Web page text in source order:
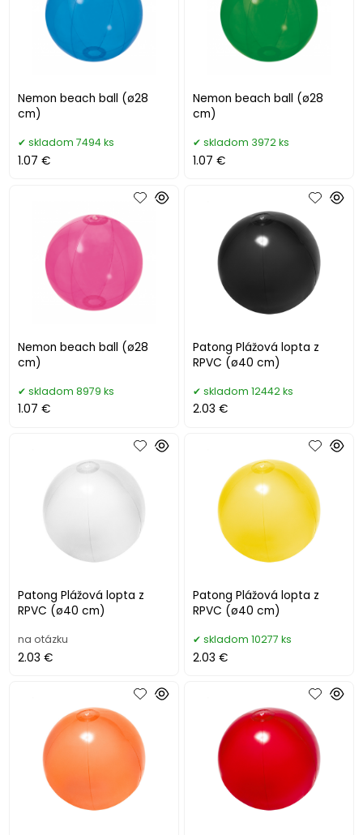
Nemon beach ball (ø28
cm)
skladom 7494 ks
1.07 €
Nemon beach ball (ø28
cm)
skladom 3972 ks
1.07 €
Nemon beach ball (ø28
cm)
skladom 8979 ks
1.07 €
Patong Plážová lopta z
RPVC (ø40 cm)
skladom 12442 ks
2.03 €
Patong Plážová lopta z
RPVC (ø40 cm)
na otázku
2.03 €
Patong Plážová lopta z
RPVC (ø40 cm)
skladom 10277 ks
2.03 €